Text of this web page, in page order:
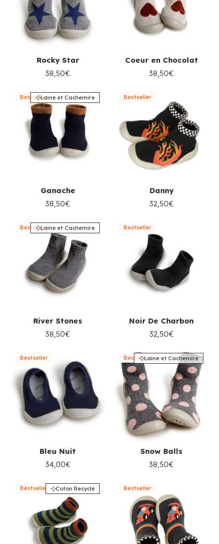
Rocky Star
38,50€
Coeur en Chocolat
38,50€
BestsellerLaine et Cachemire
Ganache
38,50€
Bestseller
Danny
32,50€
BestsellerLaine et Cachemire
River Stones
38,50€
Bestseller
Noir De Charbon
32,50€
Bestseller
Bleu Nuit
34,00€
BestsellerLaine et Cachemire
Snow Balls
38,50€
Bestseller Coton Recyclé Bestseller